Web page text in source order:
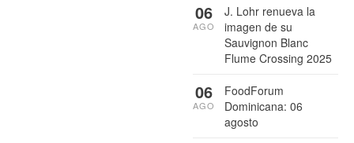
J. Lohr renueva la
imagen de su
Sauvignon Blanc
Flume Crossing 2025
06
AGO
FoodForum
Dominicana: 06
agosto
06
AGO